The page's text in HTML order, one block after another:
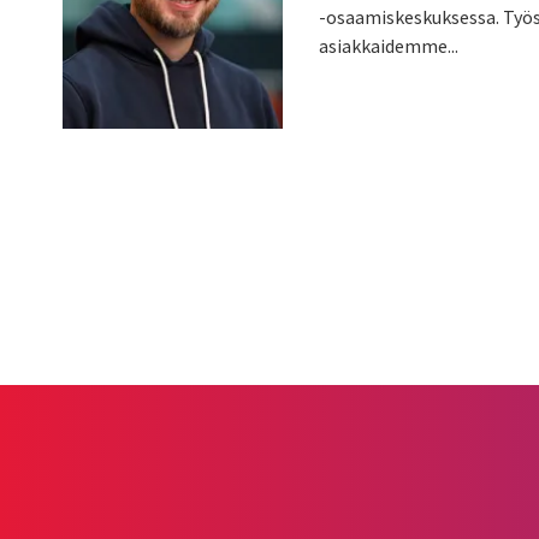
-osaamiskeskuksessa.
asiakkaidemme...